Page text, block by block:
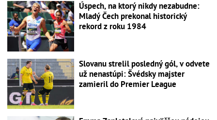
Úspech, na ktorý nikdy nezabudne:
Mladý Čech prekonal historický
rekord z roku 1984
Slovanu strelil posledný gól, v odvete
už nenastúpi: Švédsky majster
zamieril do Premier League